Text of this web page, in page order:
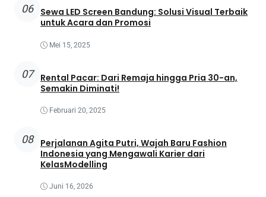
06
Sewa LED Screen Bandung: Solusi Visual Terbaik
untuk Acara dan Promosi
Mei 15, 2025
07
Rental Pacar: Dari Remaja hingga Pria 30-an,
Semakin Diminati!
Februari 20, 2025
08
Perjalanan Agita Putri, Wajah Baru Fashion
Indonesia yang Mengawali Karier dari
KelasModelling
Juni 16, 2026